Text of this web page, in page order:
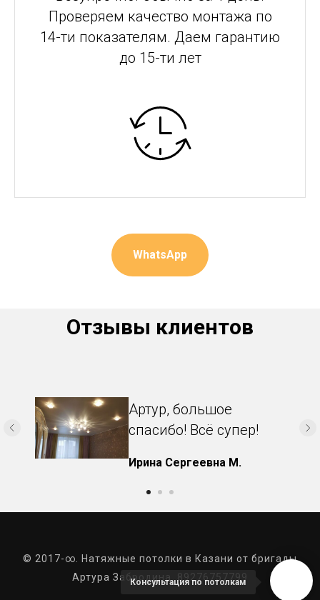
Консультация по потолкам
Проверяем качество монтажа по
14-ти показателям. Даем гарантию
до 15-ти лет
WhatsApp
Отзывы клиентов
Артур, большое
спасибо! Всё супер!
Ирина Сергеевна М.
© 2017-∞. Натяжные потолки в Казани от бригады
Артура Забродина. 89276757799